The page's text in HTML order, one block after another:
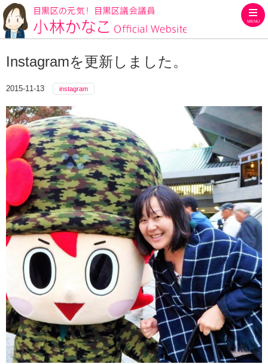
MENU
Instagramを更新しました。
2015-11-13 instagram